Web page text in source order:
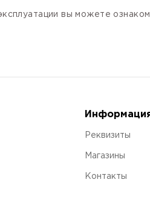
вы можете
Реквизиты
Магазины
Контакты